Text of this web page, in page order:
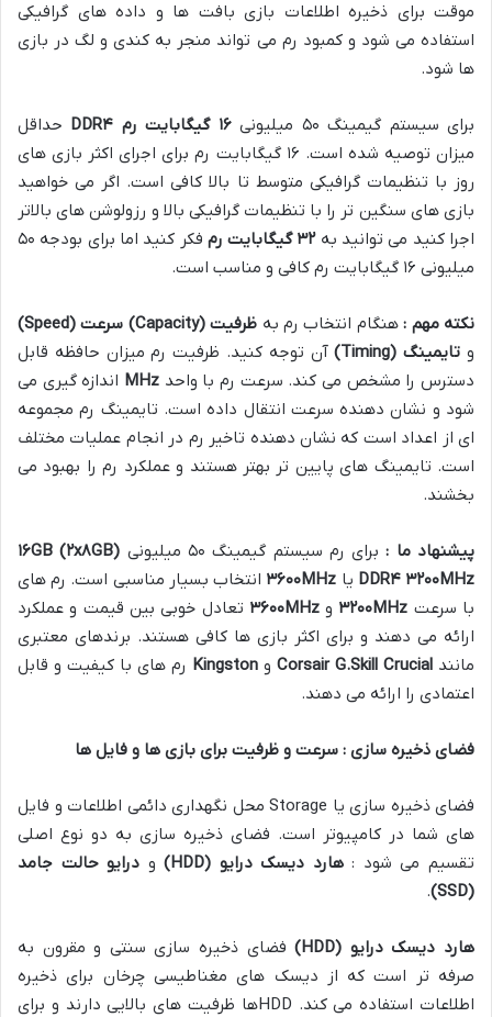
موقت برای ذخیره اطلاعات بازی بافت ها و داده های گرافیکی
استفاده می شود و کمبود رم می تواند منجر به کندی و لگ در بازی
ها شود.
برای سیستم گیمینگ ۵۰ میلیونی ۱۶ گیگابایت رم ۴
حداقل
میزان توصیه شده است. ۱۶ گیگابایت رم برای اجرای اکثر بازی های
روز با تنظیمات گرافیکی متوسط تا بالا کافی است. اگر می خواهید
بازی های سنگین تر را با تنظیمات گرافیکی بالا و رزولوشن های بالاتر
اجرا کنید می توانید به۳۲ گیگابایت رم
فکر کنید اما برای بودجه ۵۰
میلیونی ۱۶ گیگابایت رم کافی و مناسب است.
نکته مهم :هنگام انتخاب رم به ظرفیت(Capacity) سرعت(Speed)
و تایمینگ(Timing)
آن توجه کنید. ظرفیت رم میزان حافظه قابل
دسترس را مشخص می کند. سرعت رم با واحد MHz اندازه گیری می
شود و نشان دهنده سرعت انتقال داده است. تایمینگ رم مجموعه
ای از اعداد است که نشان دهنده تاخیر رم در انجام عملیات مختلف
است. تایمینگ های پایین تر بهتر هستند و عملکرد رم را بهبود می
بخشند.
پیشنهاد ما : برای رم سیستم گیمینگ ۵۰ میلیونی ۱۶GB (۲x۸GB)
DDR۴ ۳۲۰۰MHz یا ۳۶۰۰MHz
انتخاب بسیار مناسبی است. رم های
با سرعت
۳۲۰۰MHz و ۳۶۰۰MHz
تعادل خوبی بین قیمت و عملکرد
ارائه می دهند و برای اکثر بازی ها کافی هستند. برندهای معتبری
مانند
Corsair G.Skill Crucial و Kingston رم های با کیفیت و قابل
اعتمادی را ارائه می دهند.
فضای ذخیره سازی : سرعت و ظرفیت برای بازی ها و فایل ها
فضای ذخیره سازی یا Storage محل نگهداری دائمی اطلاعات و فایل
های شما در کامپیوتر است. فضای ذخیره سازی به دو نوع اصلی
تقسیم می شود :هارد دیسک درایو (HDD) و درایو حالت جامد
(SSD)
.
هارد دیسک درایو (HDD)
فضای ذخیره سازی سنتی و مقرون به
صرفه تر است که از دیسک های مغناطیسی چرخان برای ذخیره
اطلاعات استفاده می کند. HDDها ظرفیت های بالایی دارند و برای